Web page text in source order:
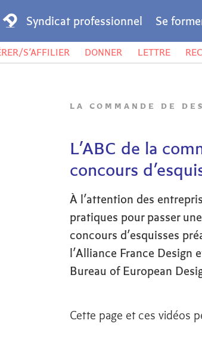
Syndicat professionnel Se
S’AFFILIER DONNER LETTRE
LA COMMANDE DE
L’ABC de la
concours
À l’attention des
pratiques pour passer
concours d’esquisses
l’Alliance France Design
Bureau of European
Cette page et ces vidéos